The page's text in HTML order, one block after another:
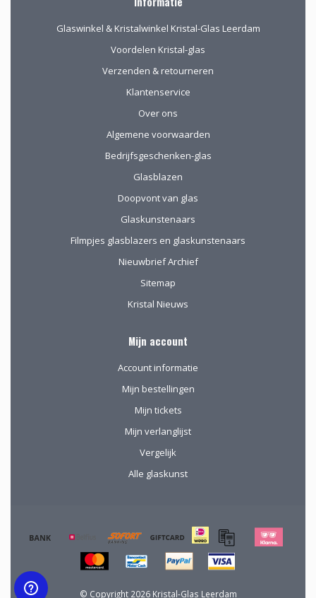
Glaswinkel & Kristalwinkel Kristal-Glas Leerdam
Voordelen Kristal-glas
Verzenden & retourneren
Klantenservice
Over ons
Algemene voorwaarden
Bedrijfsgeschenken-glas
Glasblazen
Doopvont van glas
Glaskunstenaars
Filmpjes glasblazers en glaskunstenaars
Nieuwbrief Archief
Sitemap
Kristal Nieuws
Mijn account
Account informatie
Mijn bestellingen
Mijn tickets
Mijn verlanglijst
Vergelijk
Alle glaskunst
© Copyright 2026 Kristal-Glas Leerdam